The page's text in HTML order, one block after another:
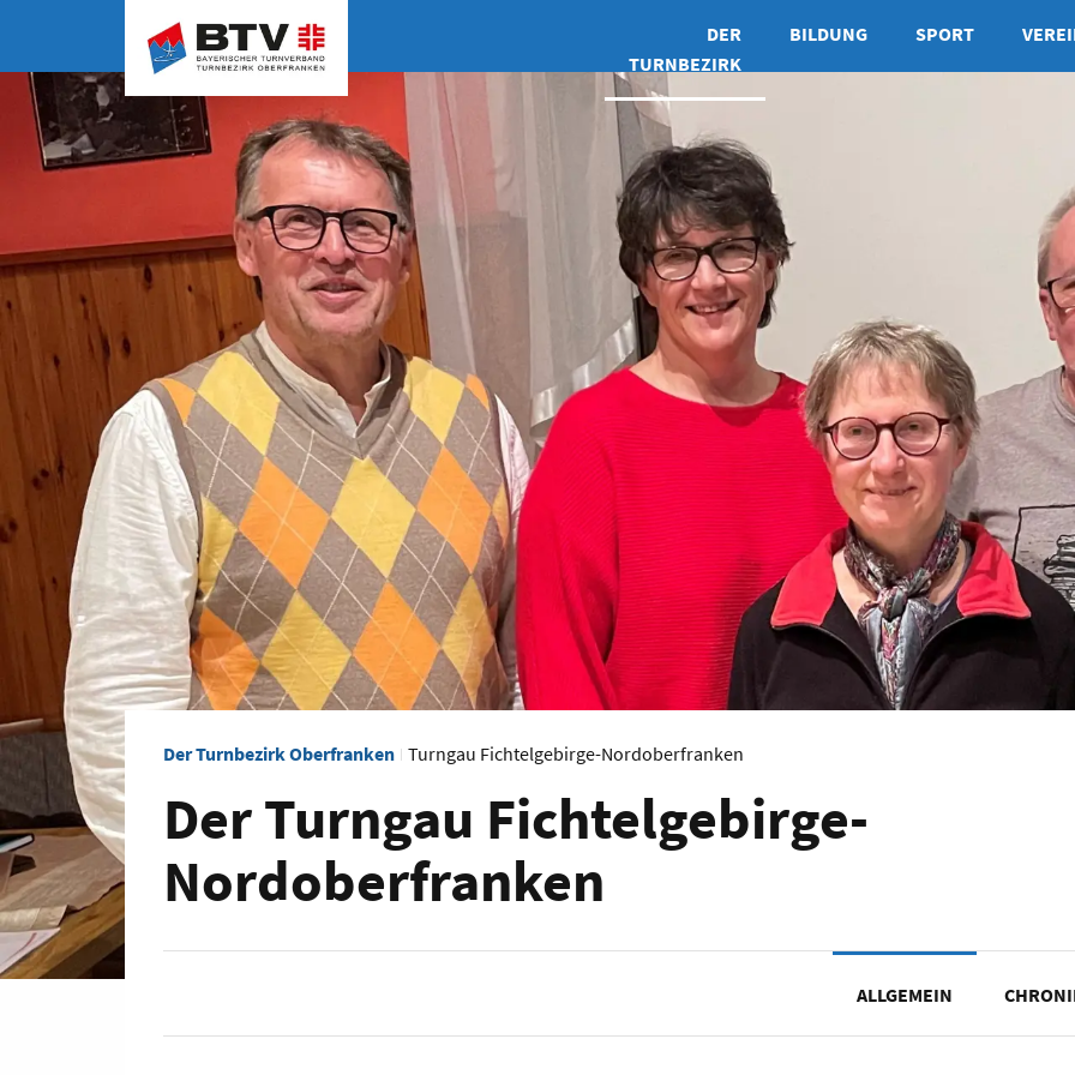
DER
TURNBEZIRK
BILDUNG SPORT
Der Turnbezirk Oberfranken Turngau Fichtelgebirge-Nordoberfranken
Der Turngau Fichtelgebirge-
Nordoberfranken
ALLGEMEIN